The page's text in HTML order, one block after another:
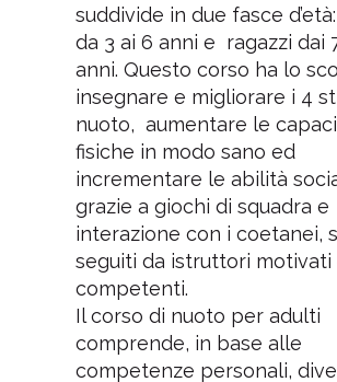
suddivide in due fasce
da 3 ai 6 anni e ragazzi dai
anni. Questo corso ha lo
insegnare e migliorare i 4
nuoto, aumentare le
fisiche in modo sano ed
incrementare le abilità
grazie a giochi di squadra e
interazione con i coetanei,
seguiti da istruttori motivati
competenti.
Il corso di nuoto per adulti
comprende, in base alle
competenze personali,